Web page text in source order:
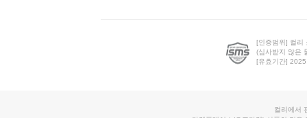
[인증범위] 컬리
(심사받지 않은
[유효기간]
컬리에서